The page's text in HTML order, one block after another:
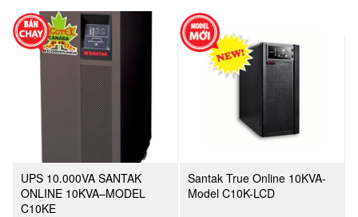
UPS 10.000VA SANTAK
ONLINE 10KVA–MODEL
C10KE
Santak True Online 10KVA-
Model C10K-LCD